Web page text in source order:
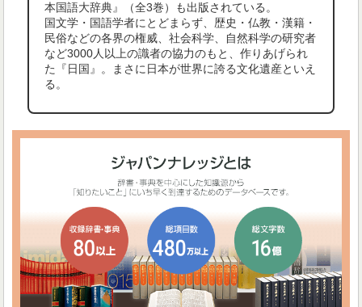
本国語大辞典』（全3巻）も出版されている。
国文学・国語学者にとどまらず、歴史・仏教・漢籍・
民俗などの各界の権威、社会科学、自然科学の研究者
など3000人以上の識者の協力のもと、作りあげられ
た『日国』。まさに日本が世界に誇る文化遺産といえ
る。